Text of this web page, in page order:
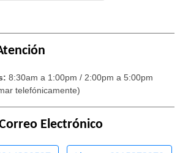
8:30am a 1:00pm / 2:00pm a 5:00pm
telefónicamente)
Electrónico